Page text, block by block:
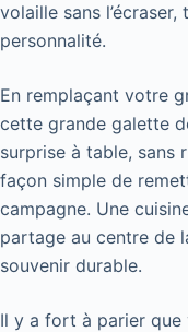
volaille sans
personnalité.
En remplaçant votre
cette grande galette
surprise à table, sans
façon simple de
campagne. Une
partage au centre de
souvenir durable.
Il y a fort à parier que